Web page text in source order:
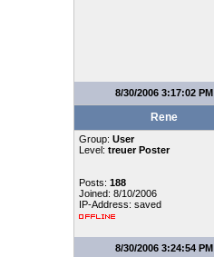
8/30/2006 3:17:02 PM
Rene
Group: User
Level: treuer Poster
Posts: 188
Joined: 8/10/2006
IP-Address: saved
8/30/2006 3:24:54 PM